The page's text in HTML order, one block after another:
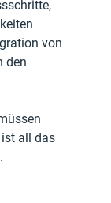
von
den
all das